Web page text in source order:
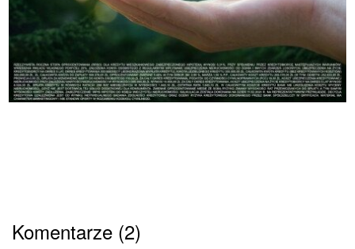
Komentarze (2)